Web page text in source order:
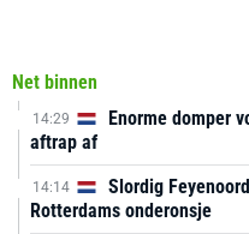
Net binnen
14:29
Enorme domper
aftrap af
14:14
Slordig
Rotterdams onderonsje